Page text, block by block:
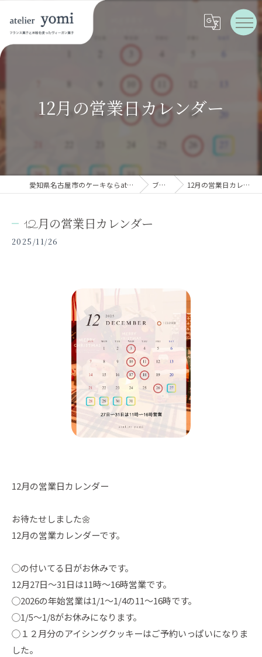
12月の営業日カレンダー
愛知県名古屋市のケーキならatelier yomi ブログ 12月の営業日カレンダー
12月の営業日カレンダー
2025/11/26
12月の営業日カレンダー
お待たせしました🌼
12月の営業カレンダーです。
◯の付いてる日がお休みです。
12月27日〜31日は11時〜16時営業です。
◯2026の年始営業は1/1〜1/4の11〜16時です。
◯1/5〜1/8がお休みになります。
◯１２月分のアイシングクッキーはご予約いっぱいになりま
した。